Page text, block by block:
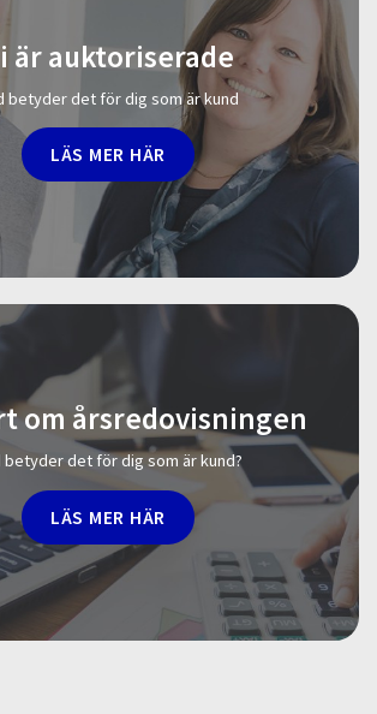
är auktoriserade
betyder det för dig som är kund
LÄS MER HÄR
om årsredovisningen
betyder det för dig som är kund?
LÄS MER HÄR